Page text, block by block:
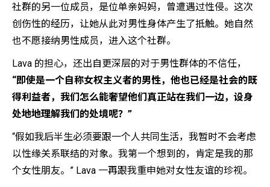
社群的另一位成员，是位单亲妈妈，曾遭遇过性侵。这次
创伤性的经历，让她从此对男性身体产生了抵触。她自然
也不愿接纳男性成员，进入这个社群。
Lava 的担心，还出自更深层的对于男性群体的不信任，
“即使是一个自称女权主义者的男性，他也已经是社会的既
得利益者，我们怎么能奢望他们真正站在我们一边，设身
处地地理解我们的处境呢？”
“假如我后半生必须要跟一个人共同生活，我暂时不会考虑
以性缘关系联结的对象。我第一个想到的，肯定是我的那
个女性朋友。” Lava 一再跟我重申她对女性友谊的珍视。